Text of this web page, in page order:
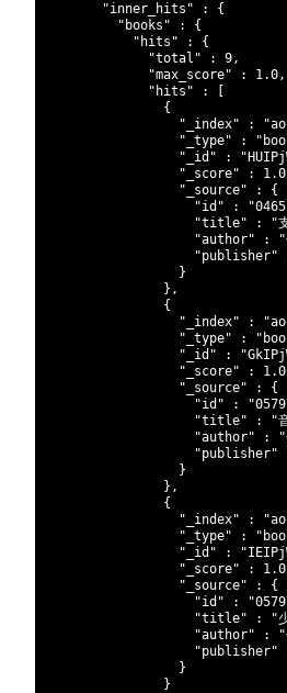
"inner_hits"
:
{
"books"
:
{
"hits"
:
{
"total"
: 9,
"max_score"
: 1.0,
"hits"
:
{
"_index"
:
"_type"
:
"_id"
:
"_score"
: 1.0
"_source"
:
{
"id"
:
"title"
: "
"author"
:
"publisher"
}
} ,
{
"_index"
:
"_type"
:
"_id"
:
"_score"
: 1.0
"_source"
:
{
"id"
:
"title"
: "
"author"
:
"publisher"
}
} ,
{
"_index"
:
"_type"
:
"_id"
:
"_score"
: 1.0
"_source"
:
{
"id"
:
"title"
: "
"author"
:
"publisher"
}
}